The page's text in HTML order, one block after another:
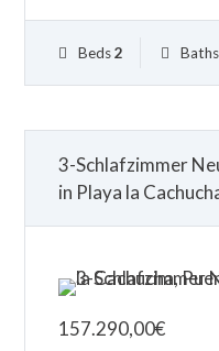
Beds 2 Baths
3-Schlafzimmer
in Playa la
157.290,00€